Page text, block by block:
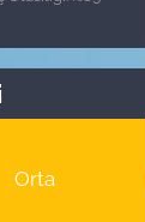
Orta